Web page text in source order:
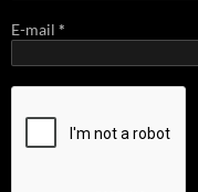
E-mail *